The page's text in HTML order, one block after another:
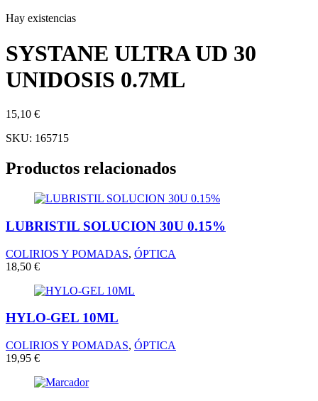
Hay existencias
SYSTANE ULTRA UD 30
UNIDOSIS 0.7ML
15,10 €
SKU: 165715
Productos relacionados
LUBRISTIL SOLUCION 30U 0.15%
COLIRIOS Y POMADAS, ÓPTICA
18,50 €
HYLO-GEL 10ML
COLIRIOS Y POMADAS, ÓPTICA
19,95 €